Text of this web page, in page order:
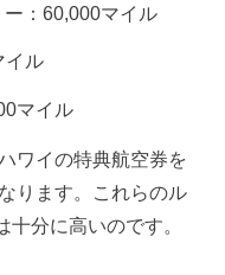
：60,000マイル
イル
マイル
ワイの特典航空券を
ります。これらのル
分に高いのです。